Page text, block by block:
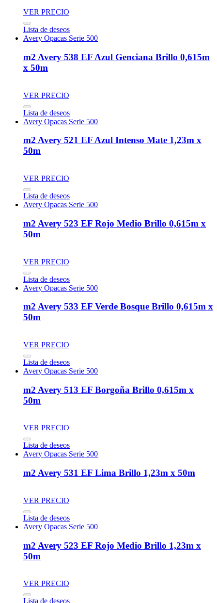
VER PRECIO
Lista de deseos
Avery Opacas Serie 500
m2 Avery 538 EF Azul Genciana Brillo 0,615m
x 50m
VER PRECIO
Lista de deseos
Avery Opacas Serie 500
m2 Avery 521 EF Azul Intenso Mate 1,23m x
50m
VER PRECIO
Lista de deseos
Avery Opacas Serie 500
m2 Avery 523 EF Rojo Medio Brillo 0,615m x
50m
VER PRECIO
Lista de deseos
Avery Opacas Serie 500
m2 Avery 533 EF Verde Bosque Brillo 0,615m x
50m
VER PRECIO
Lista de deseos
Avery Opacas Serie 500
m2 Avery 513 EF Borgoña Brillo 0,615m x
50m
VER PRECIO
Lista de deseos
Avery Opacas Serie 500
m2 Avery 531 EF Lima Brillo 1,23m x 50m
VER PRECIO
Lista de deseos
Avery Opacas Serie 500
m2 Avery 523 EF Rojo Medio Brillo 1,23m x
50m
VER PRECIO
Lista de deseos